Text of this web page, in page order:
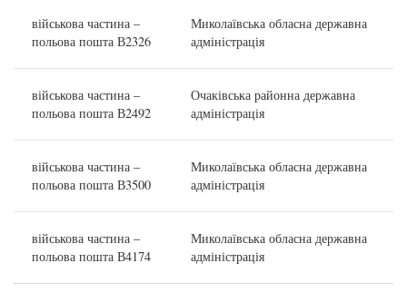
військова частина –
польова пошта В2326
Миколаївська обласна державна
адміністрація
військова частина –
польова пошта В2492
Очаківська районна державна
адміністрація
військова частина –
польова пошта В3500
Миколаївська обласна державна
адміністрація
військова частина –
польова пошта В4174
Миколаївська обласна державна
адміністрація